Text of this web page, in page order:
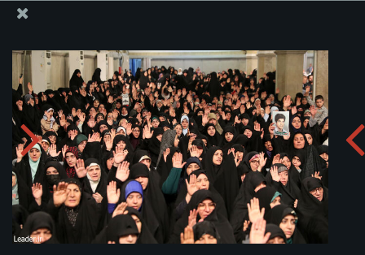
İnqilabın Rəhbəri Həcc İdarəsinin məsul şəxsləri və
ziyarətçilərdən bir qrupu ilə görüşdü
Albomu yüklə: